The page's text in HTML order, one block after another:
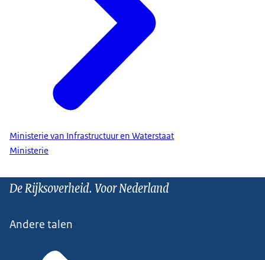
Ministerie van Infrastructuur en Waterstaat
Ministerie
De Rijksoverheid. Voor Nederland
Andere talen